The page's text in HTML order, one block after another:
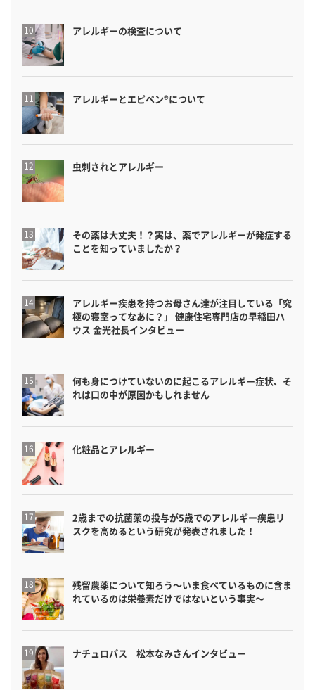
アレルギーの検査について
アレルギーとエピペン®について
虫刺されとアレルギー
その薬は大丈夫！？実は、薬でアレルギーが発症する
ことを知っていましたか？
アレルギー疾患を持つお母さん達が注目している「究
極の寝室ってなあに？」 健康住宅専門店の早稲田ハ
ウス 金光社長インタビュー
何も身につけていないのに起こるアレルギー症状、そ
れは口の中が原因かもしれません
化粧品とアレルギー
2歳までの抗菌薬の投与が5歳でのアレルギー疾患リ
スクを高めるという研究が発表されました！
残留農薬について知ろう〜いま食べているものに含ま
れているのは栄養素だけではないという事実〜
ナチュロパス 松本なみさんインタビュー